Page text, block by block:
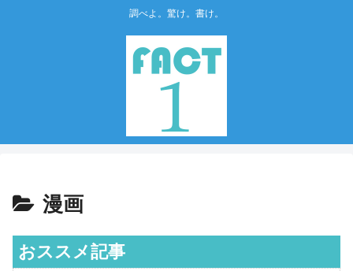
調べよ。驚け。書け。
漫画
おススメ記事